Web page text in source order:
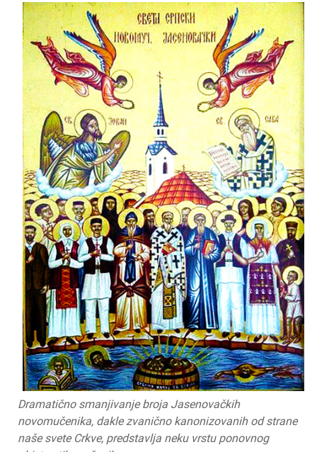
Dramatično smanjivanje broja Jasenovačkih
novomučenika, dakle zvanično kanonizovanih od strane
naše svete Crkve, predstavlja neku vrstu ponovnog